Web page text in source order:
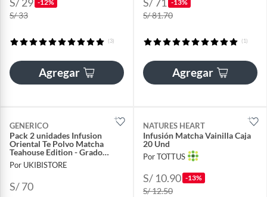
-12%
S/ 33
(3)
Agregar
-13%
S/ 81.70
(1)
Agregar
GENERICO
Pack 2 unidades Infusion
Oriental Te Polvo Matcha
Teahouse Edition - Grado
Ceremonial 100 gramos
Por UKIBISTORE
S/ 70
NATURES HEART
Infusión Matcha Vainilla Caja
20 Und
Por TOTTUS
S/ 10.90 -13%
S/ 12.50